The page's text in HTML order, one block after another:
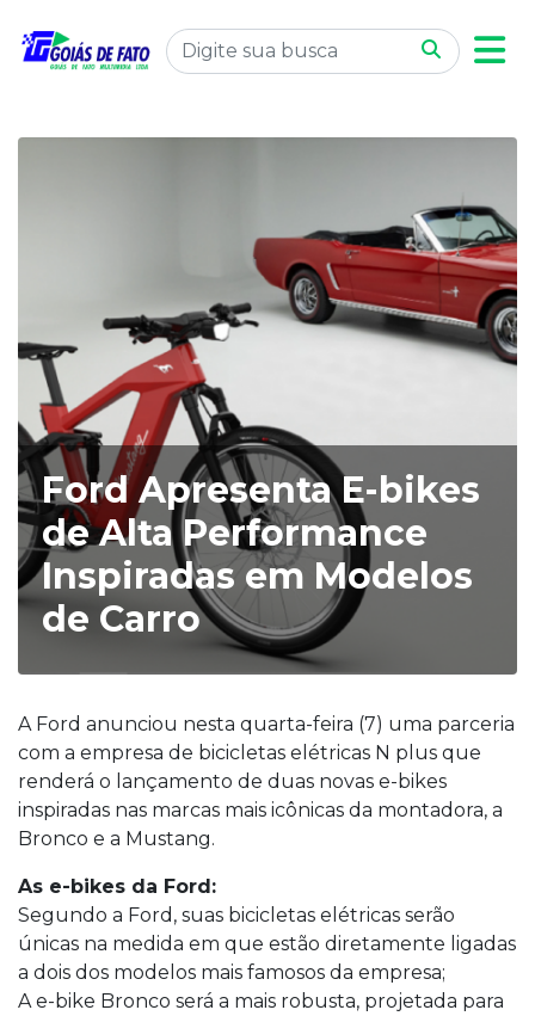
Ford Apresenta E-bikes
de Alta Performance
Inspiradas em Modelos
de Carro
A Ford anunciou nesta quarta-feira (7) uma parceria
com a empresa de bicicletas elétricas N plus que
renderá o lançamento de duas novas e-bikes
inspiradas nas marcas mais icônicas da montadora, a
Bronco e a Mustang.
As e-bikes da Ford:
Segundo a Ford, suas bicicletas elétricas serão
únicas na medida em que estão diretamente ligadas
a dois dos modelos mais famosos da empresa;
A e-bike Bronco será a mais robusta, projetada para